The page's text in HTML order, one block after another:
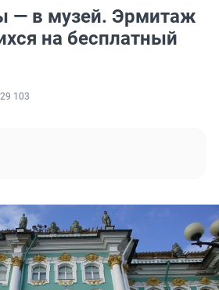
— в музей. Эрмитаж
на бесплатный
29 103